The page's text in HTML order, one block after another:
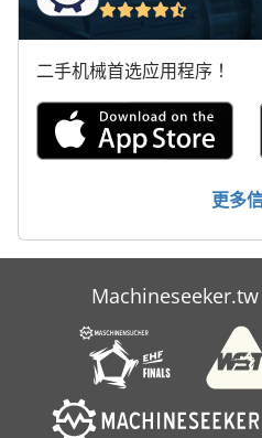
二手机械首选应用程序！
更多
Machineseeker.tw